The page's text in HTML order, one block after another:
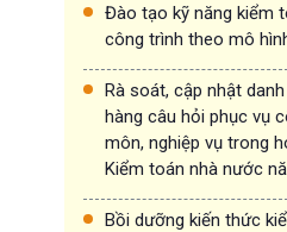
Đào tạo kỹ năng kiểm
công trình theo mô
Rà soát, cập nhật
hàng câu hỏi phục vụ
môn, nghiệp vụ trong
Kiểm toán nhà nước
Bồi dưỡng kiến thức